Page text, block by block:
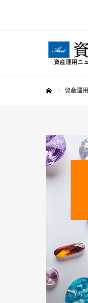
資産運用